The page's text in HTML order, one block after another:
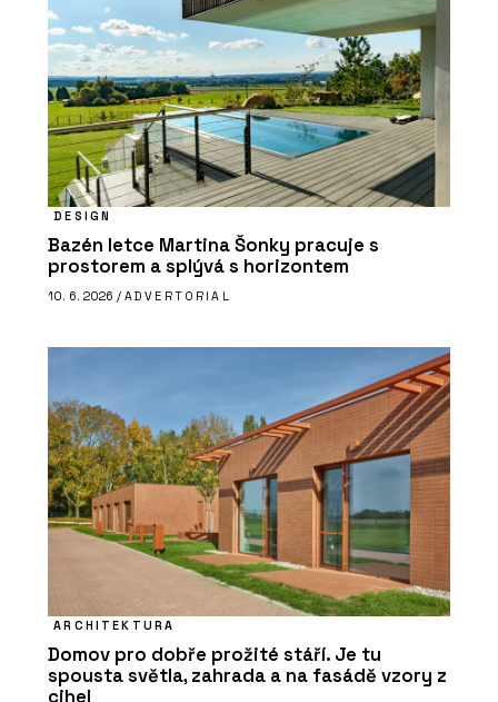
DESIGN
Bazén letce Martina Šonky pracuje s
prostorem a splývá s horizontem
10. 6. 2026 / ADVERTORIAL
ARCHITEKTURA
Domov pro dobře prožité stáří. Je tu
spousta světla, zahrada a na fasádě vzory z
cihel